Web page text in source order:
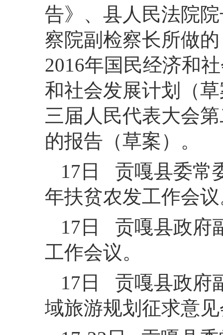
告》、县人民法院
察院副检察长所做
2016年国民经济和
和社会发展计划（
三届人民代表大会
的报告（草案）。
17日 贡嘎县委常
年扶贫农发工作会
17日 贡嘎县政府
工作会议
17日 贡嘎县政府
域旅游规划征求意